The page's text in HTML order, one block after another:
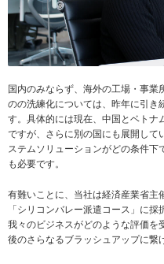
国内のみならず、海外の工場・事業
のの洗練化については、昨年に引き
す。具体的には現在、中国とベトナ
ですが、さらに別の国にも展開して
ステムソリューションがどの条件下
も必要です。
有難いことに、当社は経済産業省
「シリコンバレー派遣コース」に
我々のビジネスがどのような評価を
後のさらなるブラッシュアップに繋